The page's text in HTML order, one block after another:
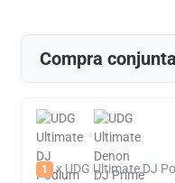
Compra conjunta
+
1 x UDG Ultimate DJ